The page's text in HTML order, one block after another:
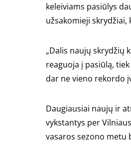
keleiviams pasiūlys
užsakomieji
„Dalis naujų skrydžių
reaguoja į pasiūlą,
dar ne vieno rekordo
Daugiausiai naujų ir
vykstantys per
vasaros sezono metu